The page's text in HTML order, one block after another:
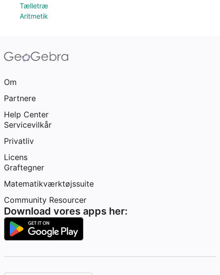
Tælletræ
Aritmetik
Om
Partnere
Help Center
Servicevilkår
Privatliv
Licens
Graftegner
Matematikværktøjssuite
Community Resourcer
Download vores apps her: